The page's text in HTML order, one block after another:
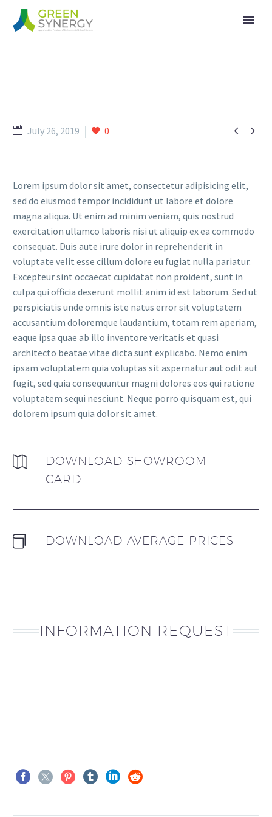
 
July 26, 2019 0
Lorem ipsum dolor sit amet, consectetur adipisicing elit,
sed do eiusmod tempor incididunt ut labore et dolore
magna aliqua. Ut enim ad minim veniam, quis nostrud
exercitation ullamco laboris nisi ut aliquip ex ea commodo
consequat. Duis aute irure dolor in reprehenderit in
voluptate velit esse cillum dolore eu fugiat nulla pariatur.
Excepteur sint occaecat cupidatat non proident, sunt in
culpa qui officia deserunt mollit anim id est laborum. Sed ut
perspiciatis unde omnis iste natus error sit voluptatem
accusantium doloremque laudantium, totam rem aperiam,
eaque ipsa quae ab illo inventore veritatis et quasi
architecto beatae vitae dicta sunt explicabo. Nemo enim
ipsam voluptatem quia voluptas sit aspernatur aut odit aut
fugit, sed quia consequuntur magni dolores eos qui ratione
voluptatem sequi nesciunt. Neque porro quisquam est, qui
dolorem ipsum quia dolor sit amet.
DOWNLOAD SHOWROOM
CARD
DOWNLOAD AVERAGE PRICES
INFORMATION REQUEST